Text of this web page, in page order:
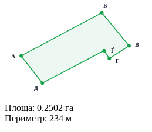
А
Б
В
Г
Ґ
Д
Площа: 0.2502 га
Периметр: 234 м